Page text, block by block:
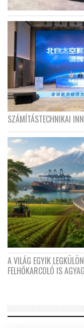
SZÁMÍTÁSTECHNIKAI
A VILÁG EGYIK
FELHŐKARCOLÓ IS